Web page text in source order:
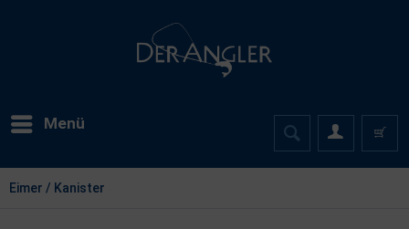
Menü
Eimer / Kanister